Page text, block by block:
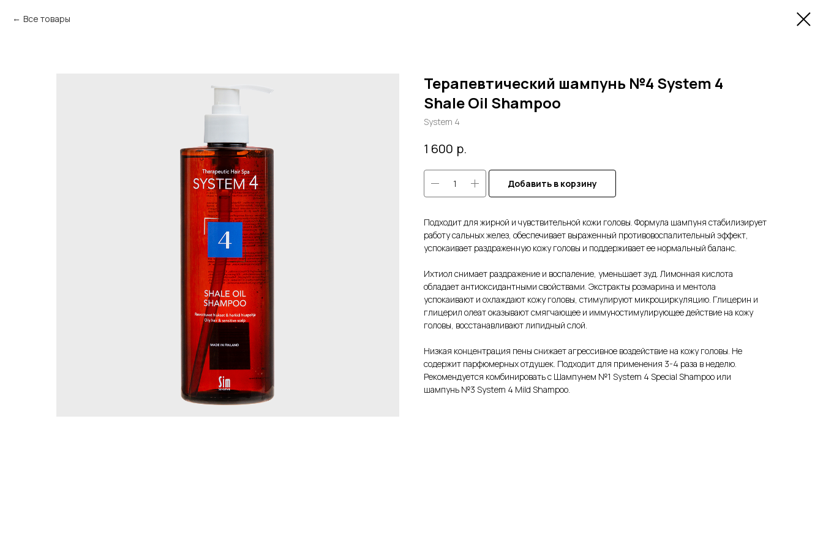
Все товары
Терапевтический шампунь №4 System 4
Shale Oil Shampoo
System 4
1 600 р.
Добавить в корзину
Подходит для жирной и чувствительной кожи головы. Формула шампуня стабилизирует
работу сальных желез, обеспечивает выраженный противовоспалительный эффект,
успокаивает раздраженную кожу головы и поддерживает ее нормальный баланс.
Ихтиол снимает раздражение и воспаление, уменьшает зуд. Лимонная кислота
обладает антиоксидантными свойствами. Экстракты розмарина и ментола
успокаивают и охлаждают кожу головы, стимулируют микроциркуляцию. Глицерин и
глицерил олеат оказывают смягчающее и иммуностимулирующее действие на кожу
головы, восстанавливают липидный слой.
Низкая концентрация пены снижает агрессивное воздействие на кожу головы. Не
содержит парфюмерных отдушек. Подходит для применения 3-4 раза в неделю.
Рекомендуется комбинировать с Шампунем №1 System 4 Special Shampoo или
шампунь №3 System 4 Mild Shampoo.